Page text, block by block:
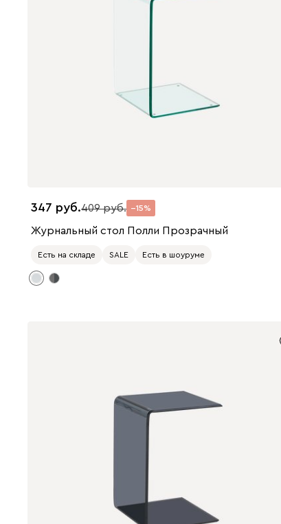
347 409 15
Журнальный стол Полли Прозрачный
Есть на складе SALE Есть в шоуруме